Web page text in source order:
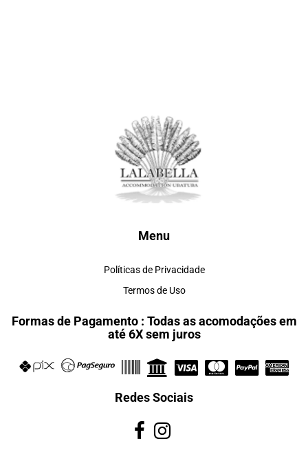
Menu
Políticas de Privacidade
Termos de Uso
Formas de Pagamento : Todas as acomodações em
até 6X sem juros
Redes Sociais